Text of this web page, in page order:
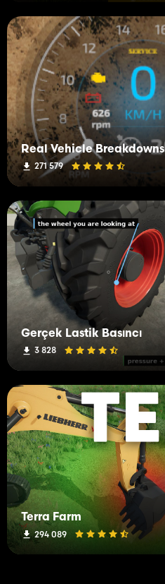
Real Vehicle Breakdowns
271 579
Gerçek Lastik Basıncı
3 828
Terra Farm
294 089